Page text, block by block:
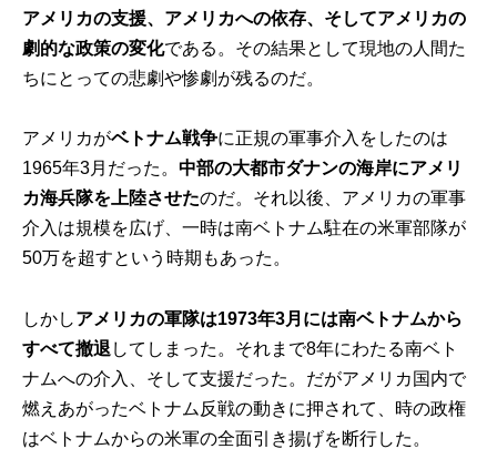
アメリカの支援、アメリカへの依存、そしてアメリカの
劇的な政策の変化である。その結果として現地の人間た
ちにとっての悲劇や惨劇が残るのだ。
アメリカがベトナム戦争に正規の軍事介入をしたのは
1965年3月だった。中部の大都市ダナンの海岸にアメリ
カ海兵隊を上陸させたのだ。それ以後、アメリカの軍事
介入は規模を広げ、一時は南ベトナム駐在の米軍部隊が
50万を超すという時期もあった。
しかしアメリカの軍隊は1973年3月には南ベトナムから
すべて撤退 してしまった。それまで8年にわたる南ベト
ナムへの介入、そして支援だった。だがアメリカ国内で
燃えあがったベトナム反戦の動きに押されて、時の政権
はベトナムからの米軍の全面引き揚げを断行した。